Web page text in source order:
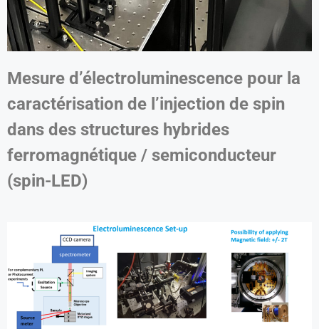
Mesure d’électroluminescence pour la
caractérisation de l’injection de spin
dans des structures hybrides
ferromagnétique / semiconducteur
(spin-LED)